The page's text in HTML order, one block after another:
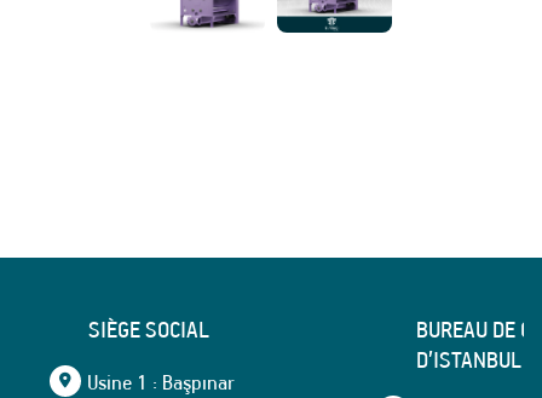
SIÈGE SOCIAL
Usine 1 : Başpınar
BUREAU DE
D’ISTANBUL